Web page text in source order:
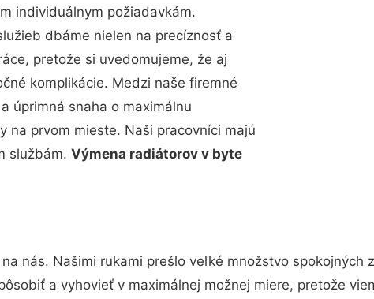
individuálnym požiadavkám.
dbáme nielen na precíznosť a
pretože si uvedomujeme, že aj
komplikácie. Medzi naše firemné
úprimná snaha o maximálnu
na prvom mieste. Naši pracovníci majú
službám. Výmena radiátorov v byte
nás. Našimi rukami prešlo veľké množstvo spokojných
a vyhovieť v maximálnej možnej miere, pretože